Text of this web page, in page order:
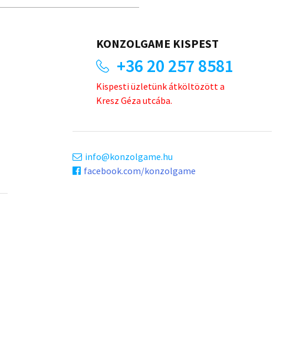
KONZOLGAME KISPEST
+36 20 257 8581
Kispesti üzletünk átköltözött a
Kresz Géza utcába.
info
konzolgame.hu
facebook.com/konzolgame